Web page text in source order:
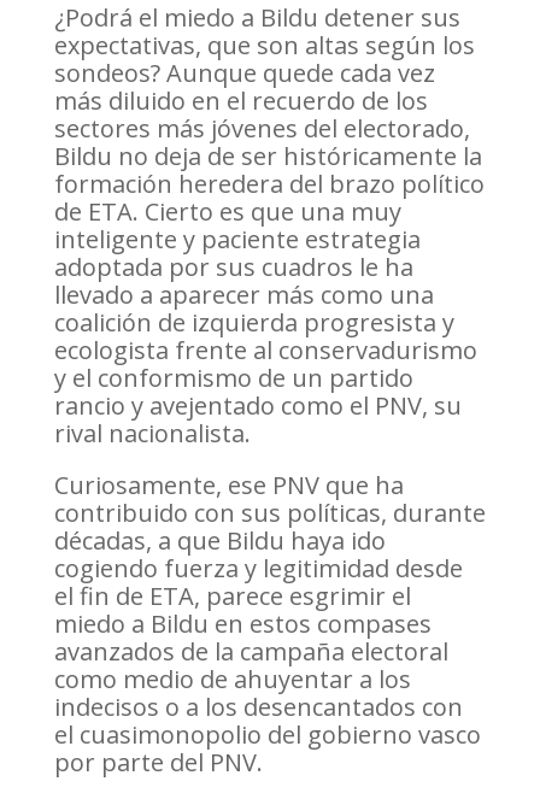
¿Podrá el miedo a Bildu detener sus
expectativas, que son altas según los
sondeos? Aunque quede cada vez
más diluido en el recuerdo de los
sectores más jóvenes del electorado,
Bildu no deja de ser históricamente la
formación heredera del brazo político
de ETA. Cierto es que una muy
inteligente y paciente estrategia
adoptada por sus cuadros le ha
llevado a aparecer más como una
coalición de izquierda progresista y
ecologista frente al conservadurismo
y el conformismo de un partido
rancio y avejentado como el PNV, su
rival nacionalista.
Curiosamente, ese PNV que ha
contribuido con sus políticas, durante
décadas, a que Bildu haya ido
cogiendo fuerza y legitimidad desde
el fin de ETA, parece esgrimir el
miedo a Bildu en estos compases
avanzados de la campaña electoral
como medio de ahuyentar a los
indecisos o a los desencantados con
el cuasimonopolio del gobierno vasco
por parte del PNV.